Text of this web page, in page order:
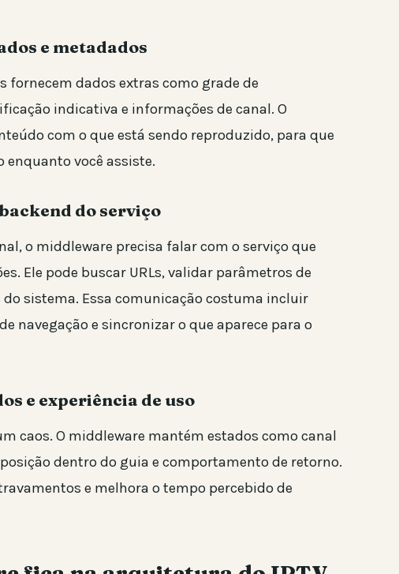
e metadados
fornecem dados extras como grade de
indicativa e informações de canal. O
com o que está sendo reproduzido, para que
você assiste.
do serviço
o middleware precisa falar com o serviço que
Ele pode buscar URLs, validar parâmetros de
sistema. Essa comunicação costuma incluir
navegação e sincronizar o que aparece para o
e experiência de uso
caos. O middleware mantém estados como canal
dentro do guia e comportamento de retorno.
e melhora o tempo percebido de